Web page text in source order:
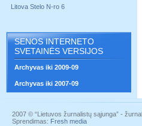
Litova Stelo N-ro 6
SENOS INTERNETO
SVETAINĖS VERSIJOS
Archyvas iki 2009-09
Archyvas iki 2007-09
2007 © “Lietuvos žurnalistų sąjunga” -
Sprendimas: Fresh media